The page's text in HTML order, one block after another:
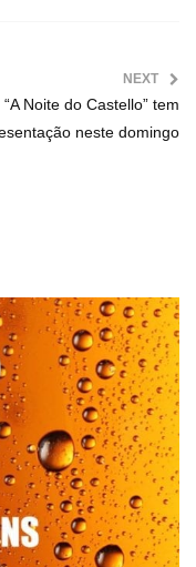
NEXT
“A Noite do Castello” tem
neste domingo